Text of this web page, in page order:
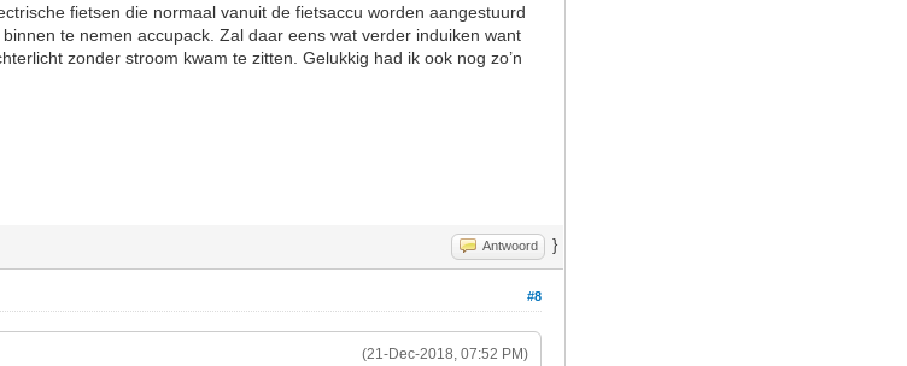
fietsen die normaal vanuit de fietsaccu worden aangestuurd
te nemen accupack. Zal daar eens wat verder induiken want
zonder stroom kwam te zitten. Gelukkig had ik ook nog zo’n
Antwoord }
#8
(21-Dec-2018, 07:52 PM)